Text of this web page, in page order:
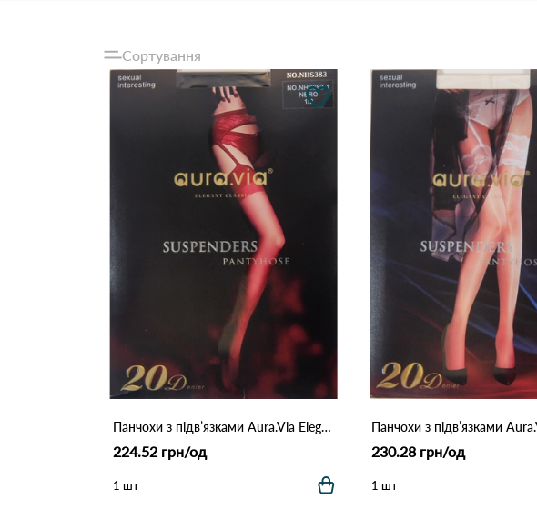
Сортування
Панчохи з підв’язками Aura.Via Elegant Classic 20 DEN 383 Чорний
224.52 грн/од
1 шт
230.28 грн/од
1 шт